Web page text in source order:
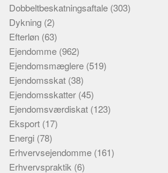
Dobbeltbeskatningsaftale (303)
Dykning (2)
Efterløn (63)
Ejendomme (962)
Ejendomsmæglere (519)
Ejendomsskat (38)
Ejendomsskatter (45)
Ejendomsværdiskat (123)
Eksport (17)
Energi (78)
Erhvervsejendomme (161)
Erhvervspraktik (6)